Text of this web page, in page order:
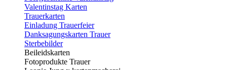
Valentinstag Karten
Trauerkarten
Einladung Trauerfeier
Danksagungskarten Trauer
Sterbebilder
Beileidskarten
Fotoprodukte Trauer